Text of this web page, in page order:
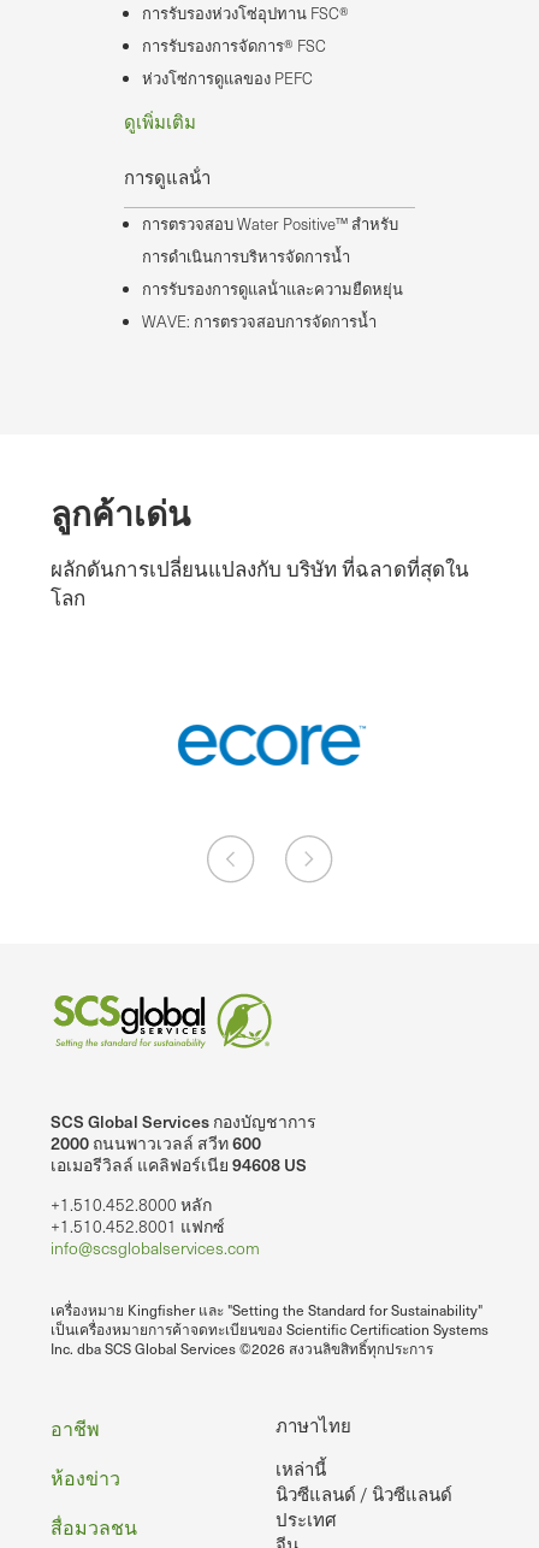
การรับรองห่วงโซ่อุปทาน FSC®
การรับรองการจัดการ® FSC
ห่วงโซ่การดูแลของ PEFC
ดูเพิ่มเติม
การดูแลน้ํา
การตรวจสอบ Water Positive™ สำหรับ
การดำเนินการบริหารจัดการน้ำ
การรับรองการดูแลน้ําและความยืดหยุ่น
WAVE: การตรวจสอบการจัดการน้ำ
ลูกค้าเด่น
ผลักดันการเปลี่ยนแปลงกับ บริษัท ที่ฉลาดที่สุดใน
โลก
SCS Global Services กองบัญชาการ
2000 ถนนพาวเวลล์ สวีท 600
เอเมอรีวิลล์ แคลิฟอร์เนีย 94608 US
+1.510.452.8000 หลัก
+1.510.452.8001 แฟกซ์
info@scsglobalservices.com
เครื่องหมาย Kingfisher และ "Setting the Standard for Sustainability"
เป็นเครื่องหมายการค้าจดทะเบียนของ Scientific Certification Systems
Inc. dba SCS Global Services ©2026 สงวนลิขสิทธิ์ทุกประการ
ภาษาไทย
เหล่านี้
นิวซีแลนด์ / นิวซีแลนด์
ประเทศ
ท้าย
กระดาษ
อาชีพ
ห้องข่าว
สื่อมวลชน